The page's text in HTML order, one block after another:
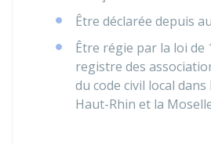
Être déclarée depuis
Être régie par la loi de
registre des
du code civil local dans
Haut-Rhin et la